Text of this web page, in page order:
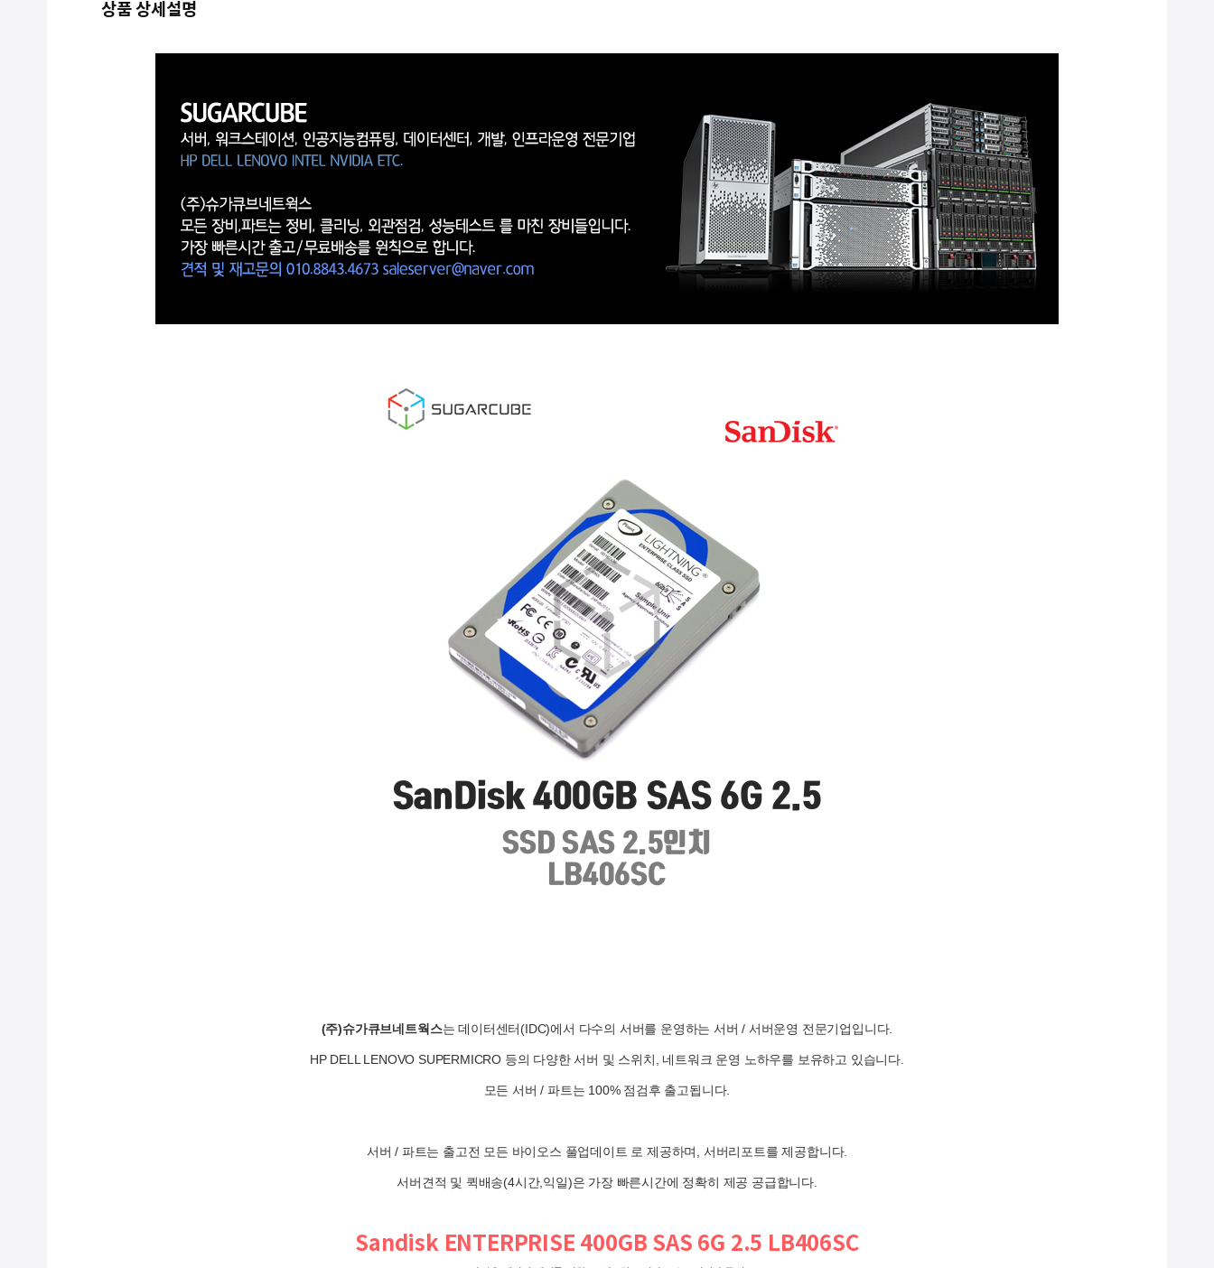
상품 상세설명
(주)슈가큐브네트웍스는 데이터센터(IDC)에서 다수의 서버를 운영하는 서버 / 서버운영 전문기업입니다.
HP DELL LENOVO SUPERMICRO 등의 다양한 서버 및 스위치, 네트워크 운영 노하우를 보유하고 있습니다.
모든 서버 / 파트는 100% 점검후 출고됩니다.
서버 / 파트는 출고전 모든 바이오스 풀업데이트 로 제공하며, 서버리포트를 제공합니다.
서버견적 및 퀵배송(4시간,익일)은 가장 빠른시간에 정확히 제공 공급합니다.
Sandisk ENTERPRISE 400GB SAS 6G 2.5 LB406SC